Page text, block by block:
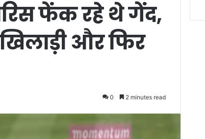
फेंक रहे थे गेंद,
और फिर
0 2 minutes read